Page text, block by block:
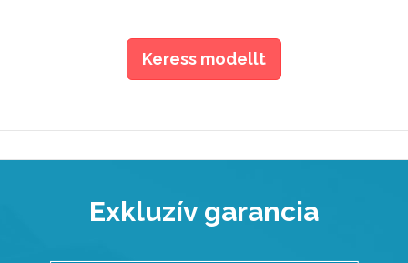
Keress modellt
Exkluzív garancia